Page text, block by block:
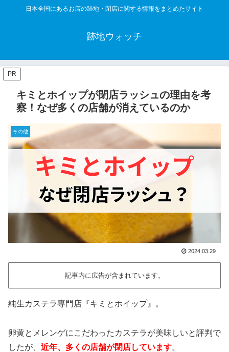
日本全国にあるお店の跡地・閉店に関する情報をまとめたサイト
跡地ウォッチ
PR
キミとホイップが閉店ラッシュの理由を考
察！なぜ多くの店舗が消えているのか
その他
2024.03.29
記事内に広告が含まれています。
純生カステラ専門店『キミとホイップ』。
卵黄とメレンゲにこだわったカステラが美味しいと評判で
したが、 近年、多くの店舗が閉店しています。